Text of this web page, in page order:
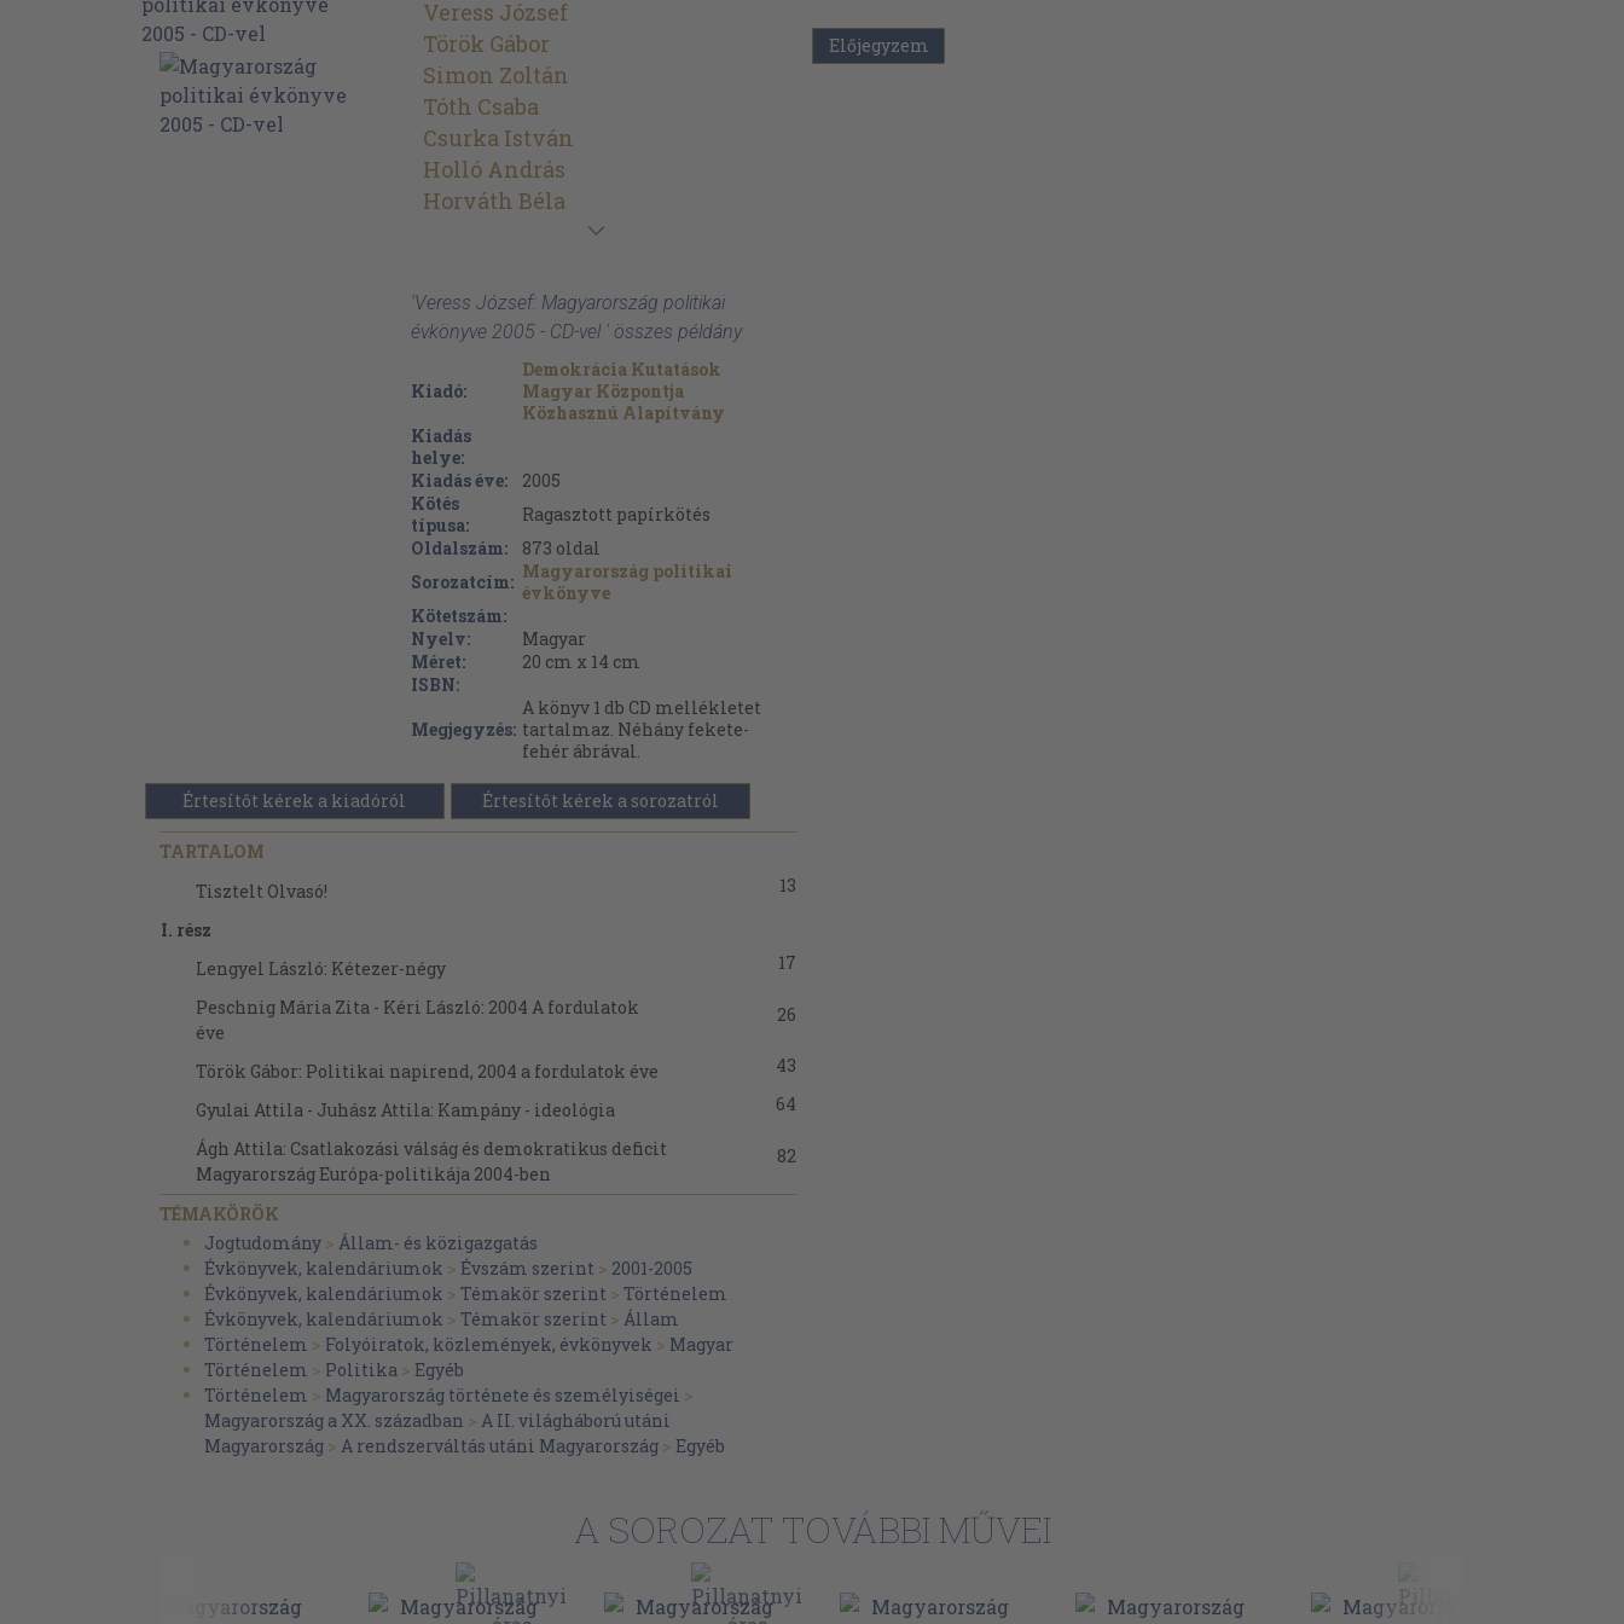
Veress József
Török Gábor
Simon Zoltán
Tóth Csaba
Csurka István
Holló András
Horváth Béla
'Veress József: Magyarország politikai
évkönyve 2005 - CD-vel ' összes példány
Kiadó:
Demokrácia Kutatások
Magyar Központja
Közhasznú Alapítvány
Kiadás
helye:
Kiadás éve:
2005
Kötés
típusa:
Ragasztott papírkötés
Oldalszám:
873 oldal
Sorozatcím: Magyarország politikai
évkönyve
Kötetszám:
Nyelv:
Magyar
Méret:
20 cm x 14 cm
ISBN:
Megjegyzés:
A könyv 1 db CD mellékletet
tartalmaz. Néhány fekete-
fehér ábrával.
Értesítőt kérek a kiadóról Értesítőt kérek a sorozatról
TARTALOM
Tisztelt Olvasó!
13
I. rész
Lengyel László: Kétezer-négy
17
Peschnig Mária Zita - Kéri László: 2004 A fordulatok
éve
26
Török Gábor: Politikai napirend, 2004 a fordulatok éve
43
Gyulai Attila - Juhász Attila: Kampány - ideológia
64
Ágh Attila: Csatlakozási válság és demokratikus deficit
Magyarország Európa-politikája 2004-ben
82
Sárközy Tamás: A kormányzás átalakítása
Körösényi András: Párturalom és államfői szerep. A
2004-es kormányváltás legitimitásáról
Giró-Szász András: Alkuk és kényszerek éve, a
kormányzat körüli erőtér változása
Angelusz Róbert - Tardos Róber: Ideológiai pluralizmus
és politikai tagolódás
Bozóki András: 2004, állampolgári passzivitás és
182
Fricz Tamás: 2004, az alkotmányos berendezkedés
kudarcai, különös tekintettel az augusztusi-
197
TÉMAKÖRÖK
Jogtudomány > Állam- és közigazgatás
Évkönyvek, kalendáriumok > Évszám szerint > 2001-2005
Évkönyvek, kalendáriumok > Témakör szerint > Történelem
Évkönyvek, kalendáriumok > Témakör szerint > Állam
Történelem > Folyóiratok, közlemények, évkönyvek > Magyar
Történelem > Politika > Egyéb
Történelem > Magyarország története és személyiségei >
Magyarország a XX. században > A II. világháború utáni
Magyarország > A rendszerváltás utáni Magyarország > Egyéb
Előjegyzem
A SOROZAT TOVÁBBI MŰVEI